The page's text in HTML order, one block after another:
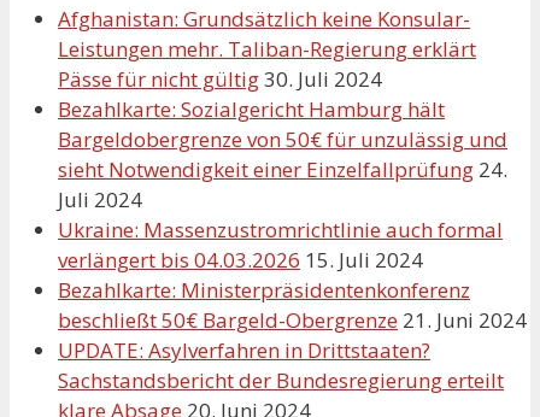
Afghanistan: Grundsätzlich keine Konsular-
Leistungen mehr. Taliban-Regierung erklärt
Pässe für nicht gültig30. Juli 2024
Bezahlkarte: Sozialgericht Hamburg hält
Bargeldobergrenze von 50€ für unzulässig und
sieht Notwendigkeit einer Einzelfallprüfung 24.
Juli 2024
Ukraine: Massenzustromrichtlinie auch formal
verlängert bis 04.03.2026 15. Juli 2024
Bezahlkarte: Ministerpräsidentenkonferenz
beschließt 50€ Bargeld-Obergrenze 21. Juni 2024
UPDATE: Asylverfahren in Drittstaaten?
Sachstandsbericht der Bundesregierung erteilt
klare Absage 20. Juni 2024